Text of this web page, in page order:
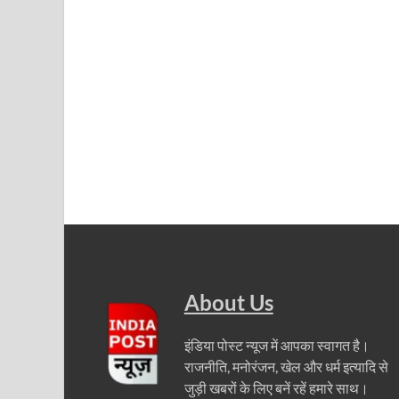
Manrega Protest: मनरेगा कानून को खत्म किए जाने के
UP Kaushal Disha: कौशल दिशा पोर्टल से ग्रामीण युवाओं
Nitin Nabin: राष्ट्रीय अध्यक्ष बनने के बाद नितिन नवीन
World Economic Forum: भारत की आर्थिक मजबूती के
About Us
इंडिया पोस्ट न्यूज में आपका स्वागत है।
राजनीति, मनोरंजन, खेल और धर्म इत्यादि से
जुड़ी खबरों के लिए बनें रहें हमारे साथ।